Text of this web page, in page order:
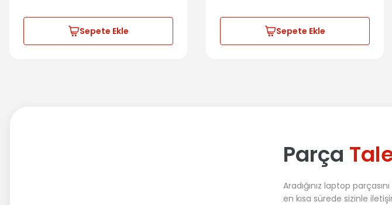
Sepete Ekle Sepete Ekle
Parça
Aradığınız laptop
en kısa sürede sizinle